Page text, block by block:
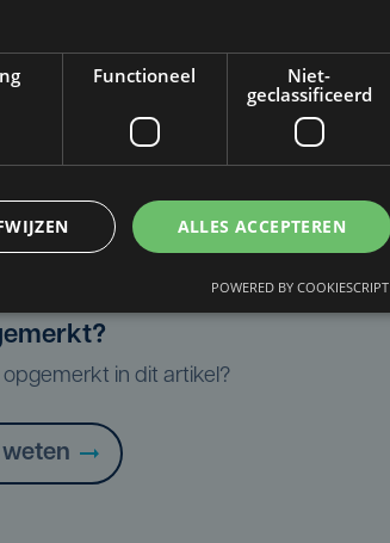
in dit artikel?
Functioneel
Niet-
geclassificeerd
ALLES ACCEPTEREN
POWERED BY COOKIESCRIPT